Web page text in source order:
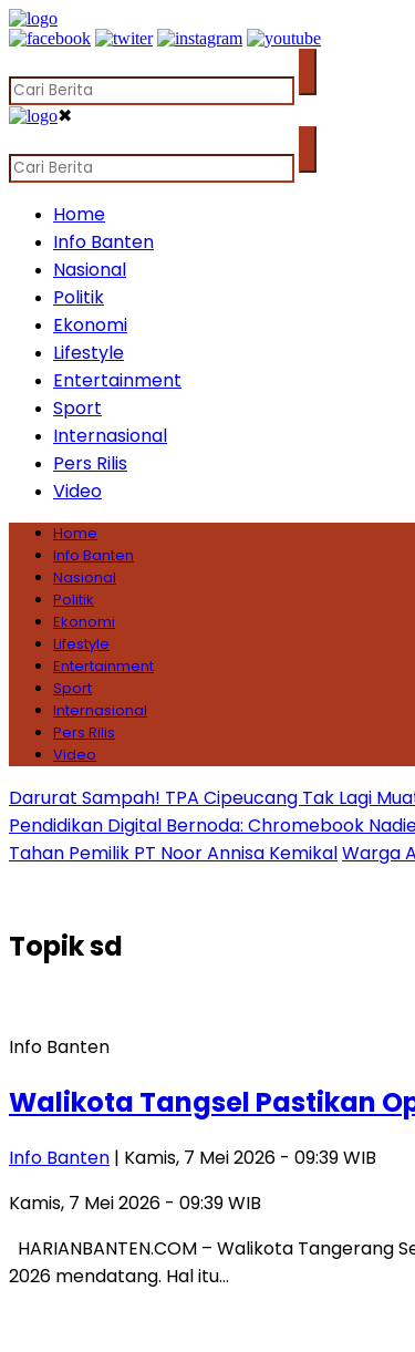
✖
Home
Info Banten
Nasional
Politik
Ekonomi
Lifestyle
Entertainment
Sport
Internasional
Pers Rilis
Video
Home
Info Banten
Nasional
Politik
Ekonomi
Lifestyle
Entertainment
Sport
Internasional
Pers Rilis
Video
Darurat Sampah! TPA Cipeucang Tak Lagi
Pendidikan Digital Bernoda: Chromebook
Tahan Pemilik PT Noor Annisa KemikalWarga
Topiksd
Info Banten
Walikota Tangsel Pastikan
Info Banten | Kamis, 7 Mei 2026 - 09:39 WIB
Kamis, 7 Mei 2026 - 09:39 WIB
HARIANBANTEN.COM – Walikota
2026 mendatang. Hal itu…